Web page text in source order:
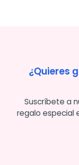
¿Quieres
Suscríbete a
regalo especial